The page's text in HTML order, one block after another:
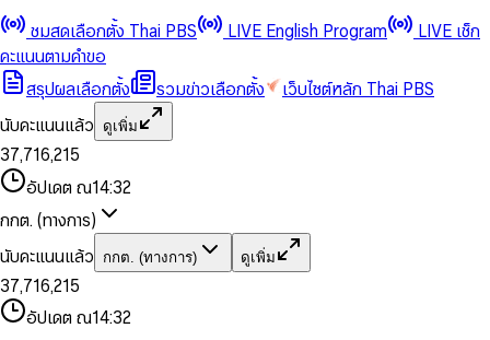
ชมสดเลือกตั้ง Thai PBS LIVE English Program
LIVE เช็ก
คะแนนตามคำขอ
สรุปผลเลือกตั้ง
รวมข่าวเลือกตั้ง
เว็บไซต์หลัก Thai PBS
นับคะแนนแล้ว
ดูเพิ่ม
0
1
2
3
4
5
6
8
9
0
1
2
3
4
5
6
7
8
9
,
0
1
2
4
6
7
8
9
0
1
2
3
4
5
6
7
8
9
0
1
3
5
6
7
8
9
,
1
2
4
5
7
8
9
0
1
3
4
6
7
8
9
0
2
3
4
5
7
8
อัปเดต ณ14:32
กกต. (ทางการ)
นับคะแนนแล้ว
กกต. (ทางการ) ดูเพิ่ม
0
1
2
3
4
5
0
1
2
4
5
6
7
8
9
,
0
1
2
4
6
7
8
9
0
1
2
3
0
1
3
5
6
7
8
,
1
2
4
0
1
3
0
2
3
4
5
7
อัปเดต ณ14:32